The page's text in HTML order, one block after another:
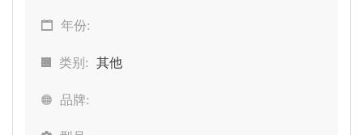
年份:
类别: 其他
品牌: